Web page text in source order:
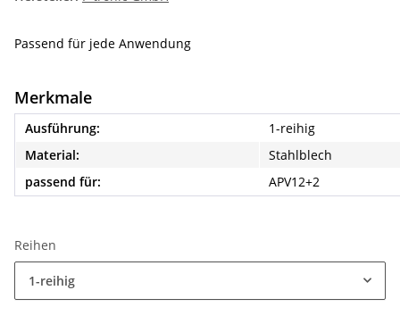
Passend für jede Anwendung
Merkmale
Ausführung:
1-reihig
Material:
Stahlblech
passend für:
APV12+2
Reihen
1-reihig